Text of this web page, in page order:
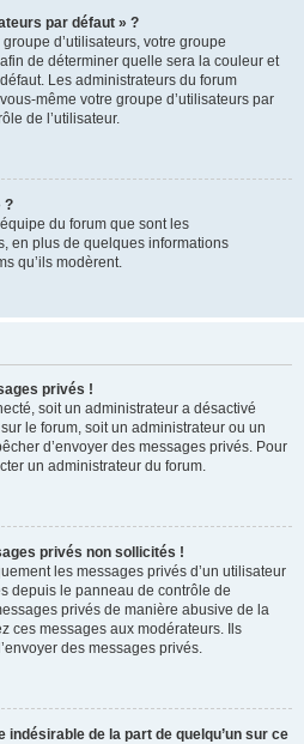
par défaut » ?
d’utilisateurs, votre groupe
de déterminer quelle sera la couleur et
Les administrateurs du forum
même votre groupe d’utilisateurs par
de l’utilisateur.
?
du forum que sont les
en plus de quelques informations
qu’ils modèrent.
privés !
soit un administrateur a désactivé
le forum, soit un administrateur ou un
d’envoyer des messages privés. Pour
un administrateur du forum.
privés non sollicités !
les messages privés d’un utilisateur
depuis le panneau de contrôle de
privés de manière abusive de la
ces messages aux modérateurs. Ils
des messages privés.
de la part de quelqu’un sur ce